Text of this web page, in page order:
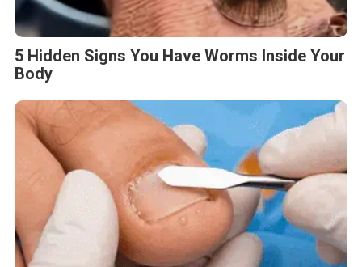
5 Hidden Signs You Have Worms Inside Your
Body